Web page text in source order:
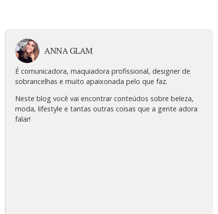
ANNA GLAM
É comunicadora, maquiadora profissional, designer de
sobrancelhas e muito apaixonada pelo que faz.
Neste blog você vai encontrar conteúdos sobre beleza,
moda, lifestyle e tantas outras coisas que a gente adora
falar!